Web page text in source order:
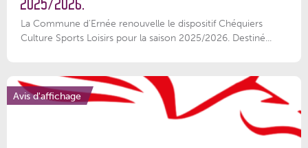
2025/2026.
La Commune d'Ernée renouvelle le dispositif Chéquiers
Culture Sports Loisirs pour la saison 2025/2026. Destiné...
Avis d'affichage